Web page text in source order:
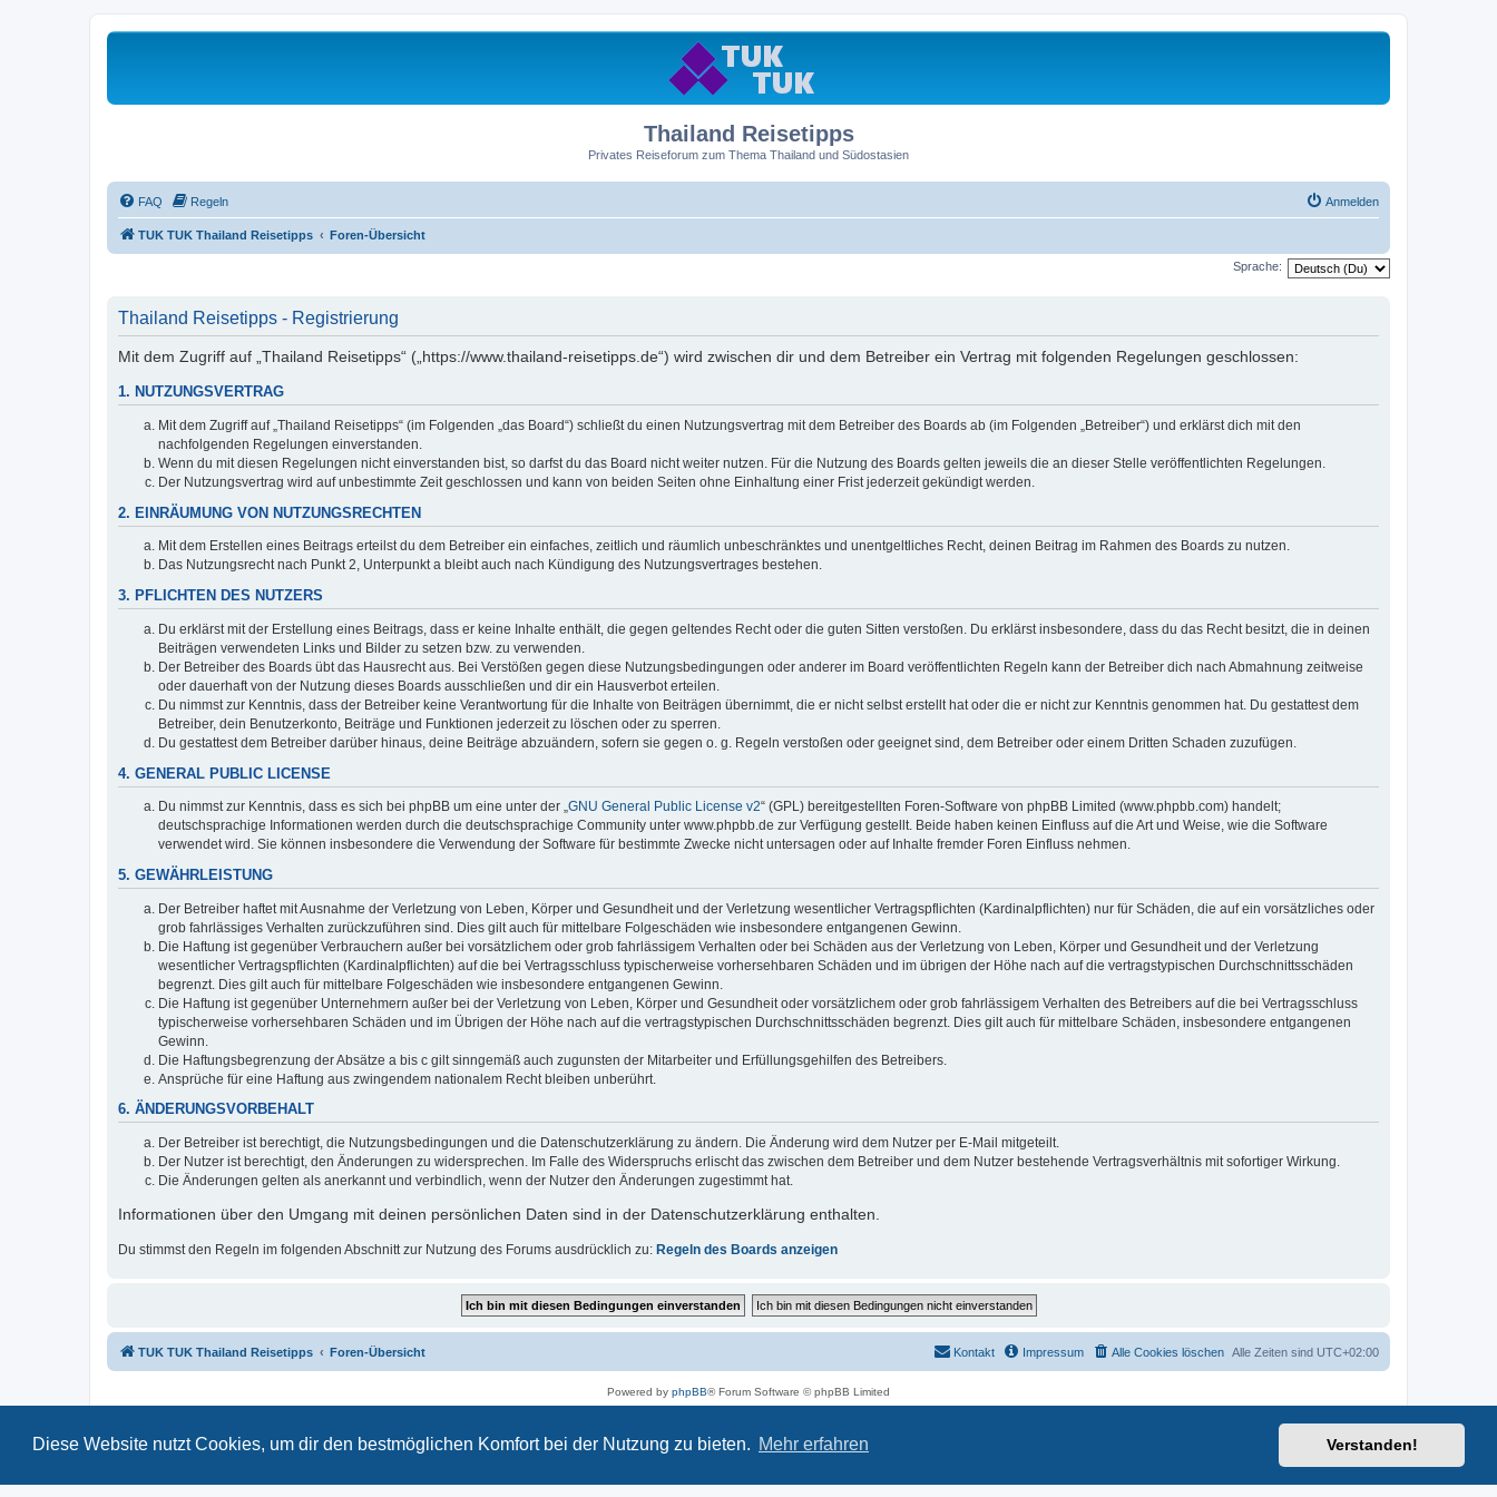
Diese Website nutzt Cookies, um dir den bestmöglichen Komfort bei der Nutzung zu bieten. Mehr erfahren Verstanden!
Thailand Reisetipps
Privates Reiseforum zum Thema Thailand und Südostasien
FAQ Regeln Anmelden
TUK TUK Thailand Reisetipps Foren-Übersicht
Sprache:
Thailand Reisetipps - Registrierung
Mit dem Zugriff auf „Thailand Reisetipps“ („https://www.thailand-reisetipps.de“) wird zwischen dir und dem Betreiber ein Vertrag mit folgenden Regelungen geschlossen:
1. NUTZUNGSVERTRAG
Mit dem Zugriff auf „Thailand Reisetipps“ (im Folgenden „das Board“) schließt du einen Nutzungsvertrag mit dem Betreiber des Boards ab (im Folgenden „Betreiber“) und erklärst dich mit den
nachfolgenden Regelungen einverstanden.
Wenn du mit diesen Regelungen nicht einverstanden bist, so darfst du das Board nicht weiter nutzen. Für die Nutzung des Boards gelten jeweils die an dieser Stelle veröffentlichten Regelungen.
Der Nutzungsvertrag wird auf unbestimmte Zeit geschlossen und kann von beiden Seiten ohne Einhaltung einer Frist jederzeit gekündigt werden.
2. EINRÄUMUNG VON NUTZUNGSRECHTEN
Mit dem Erstellen eines Beitrags erteilst du dem Betreiber ein einfaches, zeitlich und räumlich unbeschränktes und unentgeltliches Recht, deinen Beitrag im Rahmen des Boards zu nutzen.
Das Nutzungsrecht nach Punkt 2, Unterpunkt a bleibt auch nach Kündigung des Nutzungsvertrages bestehen.
3. PFLICHTEN DES NUTZERS
Du erklärst mit der Erstellung eines Beitrags, dass er keine Inhalte enthält, die gegen geltendes Recht oder die guten Sitten verstoßen. Du erklärst insbesondere, dass du das Recht besitzt, die in deinen
Beiträgen verwendeten Links und Bilder zu setzen bzw. zu verwenden.
Der Betreiber des Boards übt das Hausrecht aus. Bei Verstößen gegen diese Nutzungsbedingungen oder anderer im Board veröffentlichten Regeln kann der Betreiber dich nach Abmahnung zeitweise
oder dauerhaft von der Nutzung dieses Boards ausschließen und dir ein Hausverbot erteilen.
Du nimmst zur Kenntnis, dass der Betreiber keine Verantwortung für die Inhalte von Beiträgen übernimmt, die er nicht selbst erstellt hat oder die er nicht zur Kenntnis genommen hat. Du gestattest dem
Betreiber, dein Benutzerkonto, Beiträge und Funktionen jederzeit zu löschen oder zu sperren.
Du gestattest dem Betreiber darüber hinaus, deine Beiträge abzuändern, sofern sie gegen o. g. Regeln verstoßen oder geeignet sind, dem Betreiber oder einem Dritten Schaden zuzufügen.
4. GENERAL PUBLIC LICENSE
Du nimmst zur Kenntnis, dass es sich bei phpBB um eine unter der „GNU General Public License v2“ (GPL) bereitgestellten Foren-Software von phpBB Limited (www.phpbb.com) handelt;
deutschsprachige Informationen werden durch die deutschsprachige Community unter www.phpbb.de zur Verfügung gestellt. Beide haben keinen Einfluss auf die Art und Weise, wie die Software
verwendet wird. Sie können insbesondere die Verwendung der Software für bestimmte Zwecke nicht untersagen oder auf Inhalte fremder Foren Einfluss nehmen.
5. GEWÄHRLEISTUNG
Der Betreiber haftet mit Ausnahme der Verletzung von Leben, Körper und Gesundheit und der Verletzung wesentlicher Vertragspflichten (Kardinalpflichten) nur für Schäden, die auf ein vorsätzliches oder
grob fahrlässiges Verhalten zurückzuführen sind. Dies gilt auch für mittelbare Folgeschäden wie insbesondere entgangenen Gewinn.
Die Haftung ist gegenüber Verbrauchern außer bei vorsätzlichem oder grob fahrlässigem Verhalten oder bei Schäden aus der Verletzung von Leben, Körper und Gesundheit und der Verletzung
wesentlicher Vertragspflichten (Kardinalpflichten) auf die bei Vertragsschluss typischerweise vorhersehbaren Schäden und im übrigen der Höhe nach auf die vertragstypischen Durchschnittsschäden
begrenzt. Dies gilt auch für mittelbare Folgeschäden wie insbesondere entgangenen Gewinn.
Die Haftung ist gegenüber Unternehmern außer bei der Verletzung von Leben, Körper und Gesundheit oder vorsätzlichem oder grob fahrlässigem Verhalten des Betreibers auf die bei Vertragsschluss
typischerweise vorhersehbaren Schäden und im Übrigen der Höhe nach auf die vertragstypischen Durchschnittsschäden begrenzt. Dies gilt auch für mittelbare Schäden, insbesondere entgangenen
Gewinn.
Die Haftungsbegrenzung der Absätze a bis c gilt sinngemäß auch zugunsten der Mitarbeiter und Erfüllungsgehilfen des Betreibers.
Ansprüche für eine Haftung aus zwingendem nationalem Recht bleiben unberührt.
6. ÄNDERUNGSVORBEHALT
Der Betreiber ist berechtigt, die Nutzungsbedingungen und die Datenschutzerklärung zu ändern. Die Änderung wird dem Nutzer per E-Mail mitgeteilt.
Der Nutzer ist berechtigt, den Änderungen zu widersprechen. Im Falle des Widerspruchs erlischt das zwischen dem Betreiber und dem Nutzer bestehende Vertragsverhältnis mit sofortiger Wirkung.
Die Änderungen gelten als anerkannt und verbindlich, wenn der Nutzer den Änderungen zugestimmt hat.
Informationen über den Umgang mit deinen persönlichen Daten sind in der Datenschutzerklärung enthalten.
Du stimmst den Regeln im folgenden Abschnitt zur Nutzung des Forums ausdrücklich zu: Regeln des Boards anzeigen
TUK TUK Thailand Reisetipps Foren-Übersicht Alle Zeiten sind UTC+02:00
Alle Cookies löschen
Impressum
Kontakt
Powered by phpBB® Forum Software © phpBB Limited